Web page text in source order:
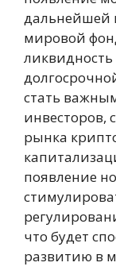
дальнейшей
мировой
стать
инвесторов,
рынка
появление
что будет
развитию в